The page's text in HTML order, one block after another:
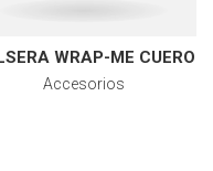
WRAP-ME CUERO
Accesorios